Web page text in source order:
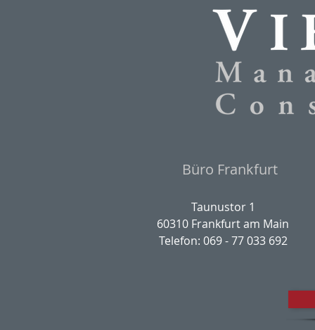
Büro Frankfurt
Taunustor 1
60310 Frankfurt am Main
Telefon: 069 - 77 033 692